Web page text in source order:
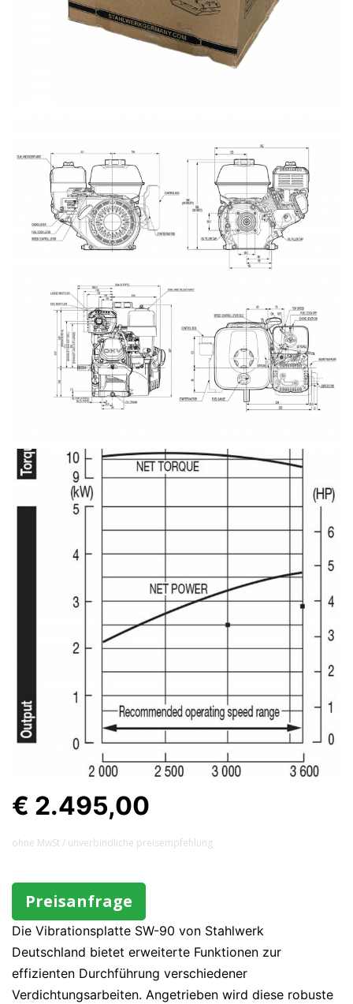
€ 2.495,00
ohne MwSt / unverbindliche preisempfehlung
Preisanfrage
Die Vibrationsplatte SW-90 von Stahlwerk
Deutschland bietet erweiterte Funktionen zur
effizienten Durchführung verschiedener
Verdichtungsarbeiten. Angetrieben wird diese robuste